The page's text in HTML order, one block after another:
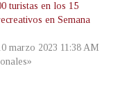
turistas en los 15
en Semana
marzo 2023 11:38 AM